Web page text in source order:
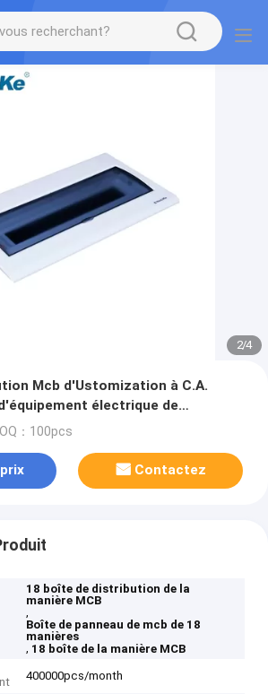
2/4
Mcb d'Ustomization à C.A.
électrique de
：100pcs
Contactez
18 boîte de distribution de la
manière MCB
,
Boîte de panneau de mcb de 18
manières
, 18 boîte de la manière MCB
400000pcs/month